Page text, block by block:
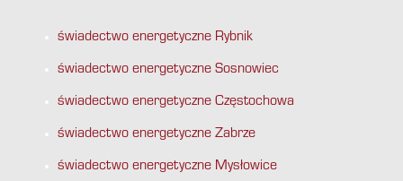
świadectwo energetyczne Rybnik
świadectwo energetyczne Sosnowiec
świadectwo energetyczne Częstochowa
świadectwo energetyczne Zabrze
świadectwo energetyczne Mysłowice